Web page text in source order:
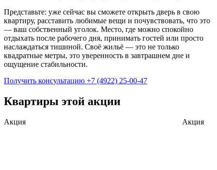
Представьте: уже сейчас вы сможете открыть дверь в свою
квартиру, расставить любимые вещи и почувствовать, что это
— ваш собственный уголок. Место, где можно спокойно
отдыхать после рабочего дня, принимать гостей или просто
наслаждаться тишиной. Своё жильё — это не только
квадратные метры, это уверенность в завтрашнем дне и
ощущение стабильности.
Получить консультацию +7 (4922) 25-00-47
Квартиры этой акции
Акция Акция